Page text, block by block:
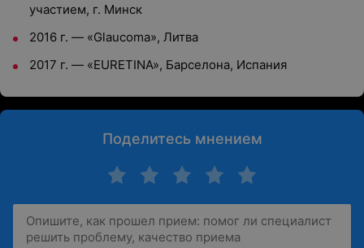
участием, г. Минск
2016 г. — «Glaucoma», Литва
2017 г. — «EURETINA», Барселона, Испания
Поделитесь мнением